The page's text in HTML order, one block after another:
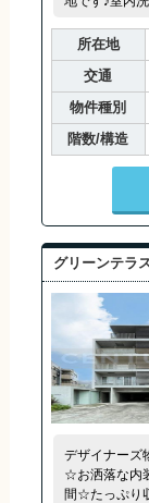
所在地
交通
物件種別
階数/構造
グリーンテラ
デザイナーズ
☆お洒落な内
間☆たっぷり